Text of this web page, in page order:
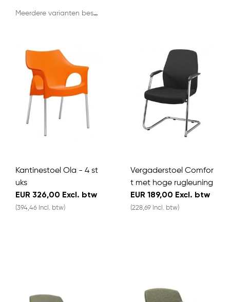
Meerdere varianten beschikbaar
Kantinestoel Ola - 4 st
uks
EUR 326,00 Excl. btw
(394,46 Incl. btw)
Vergaderstoel Comfor
t met hoge rugleuning
EUR 189,00 Excl. btw
(228,69 Incl. btw)